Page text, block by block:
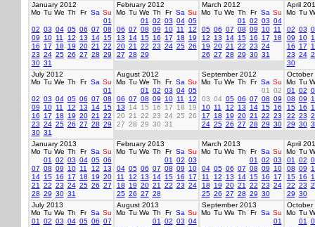
January 2012
Mo Tu We Th Fr Sa Su
01
02 03 04 05 06 07 08
09
10 11 12 13 14 15
16
17 18 19 20 21
22
23 24 25 26 27 28 29
30 31
February 2012
Mo Tu We Th Fr Sa Su
01
02 03 04 05
06 07 08 09 10 11
12
13
14 15 16 17 18
19
20 21 22 23 24 25 26
27 28 29
March 2012
Mo Tu We Th Fr Sa Su
01
02 03 04
05 06 07 08 09 10 11
12
13 14 15 16 17
18
19 20 21 22 23 24
26 27 28 29 30 31
April
Mo Tu
02 03
09
10
16
17
23 24
30
July 2012
Mo Tu We Th Fr Sa Su
01
02 03 04 05 06 07 08
09
10 11 12 13 14 15
16
17 18 19 20 21
22
23 24 25 26 27 28 29
30 31
August 2012
Mo Tu We Th Fr Sa Su
01
02 03 04 05
06 07 08 09 10 11
12
13
14 15 16 17 18
19
20 21 22 23 24 25 26
27 28 29 30 31
September 2012
Mo Tu We Th Fr Sa Su
01
02
03 04 05 06 07 08 09
10 11 12 13 14 15 16
17
18 19 20 21 22 23
24 25 26 27 28 29 30
October
Mo Tu
01
02
08 09
15 16
22 23
29 30
January 2013
Mo Tu We Th Fr Sa Su
01
02 03 04 05 06
07 08 09 10 11 12
13
14 15 16 17 18 19 20
21
22 23 24 25 26 27
28 29 30 31
February 2013
Mo Tu We Th Fr Sa Su
01
02 03
04 05 06 07 08 09
10
11
12 13 14 15 16
17
18
19 20 21 22 23 24
25 26 27 28
March 2013
Mo Tu We Th Fr Sa Su
01
02 03
04 05 06 07 08 09
10
11
12 13 14 15 16
17
18
19 20 21 22 23 24
25 26 27 28 29 30
April
Mo Tu
01
02
08 09
15 16
22 23
29 30
July 2013
Mo Tu We Th Fr Sa Su
01
02 03 04 05 06 07
August 2013
Mo Tu We Th Fr Sa Su
01
02 03 04
September 2013
Mo Tu We Th Fr Sa Su
01
October
Mo Tu
01